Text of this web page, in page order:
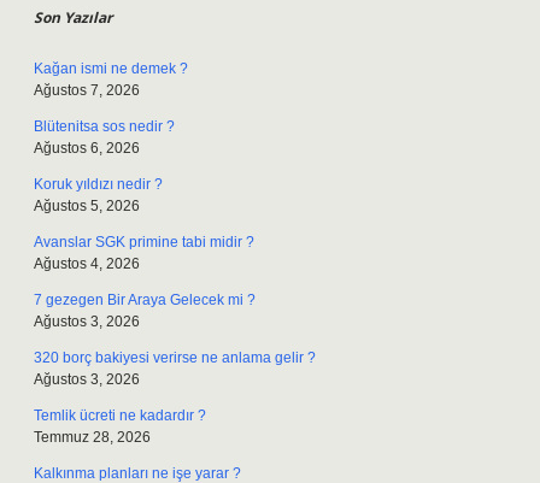
Son Yazılar
Kağan ismi ne demek ?
Ağustos 7, 2026
Blütenitsa sos nedir ?
Ağustos 6, 2026
Koruk yıldızı nedir ?
Ağustos 5, 2026
Avanslar SGK primine tabi midir ?
Ağustos 4, 2026
7 gezegen Bir Araya Gelecek mi ?
Ağustos 3, 2026
320 borç bakiyesi verirse ne anlama gelir ?
Ağustos 3, 2026
Temlik ücreti ne kadardır ?
Temmuz 28, 2026
Kalkınma planları ne işe yarar ?